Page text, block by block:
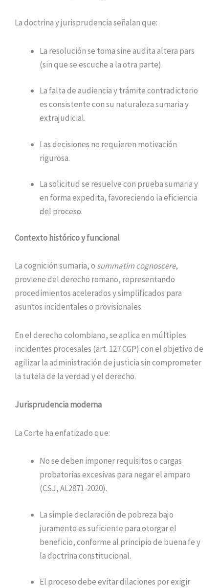
La doctrina y jurisprudencia señalan que:
La resolución se toma sine audita altera pars
(sin que se escuche a la otra parte).
La falta de audiencia y trámite contradictorio
es consistente con su naturaleza sumaria y
extrajudicial.
Las decisiones no requieren motivación
rigurosa.
La solicitud se resuelve con prueba sumaria y
en forma expedita, favoreciendo la eficiencia
del proceso.
Contexto histórico y funcional
La cognición sumaria, o summatim cognoscere,
proviene del derecho romano, representando
procedimientos acelerados y simplificados para
asuntos incidentales o provisionales.
En el derecho colombiano, se aplica en múltiples
incidentes procesales (art. 127 CGP) con el objetivo de
agilizar la administración de justicia sin comprometer
la tutela de la verdad y el derecho.
Jurisprudencia moderna
La Corte ha enfatizado que:
No se deben imponer requisitos o cargas
probatorias excesivas para negar el amparo
(CSJ, AL2871-2020).
La simple declaración de pobreza bajo
juramento es suficiente para otorgar el
beneficio, conforme al principio de buena fe y
la doctrina constitucional.
El proceso debe evitar dilaciones por exigir